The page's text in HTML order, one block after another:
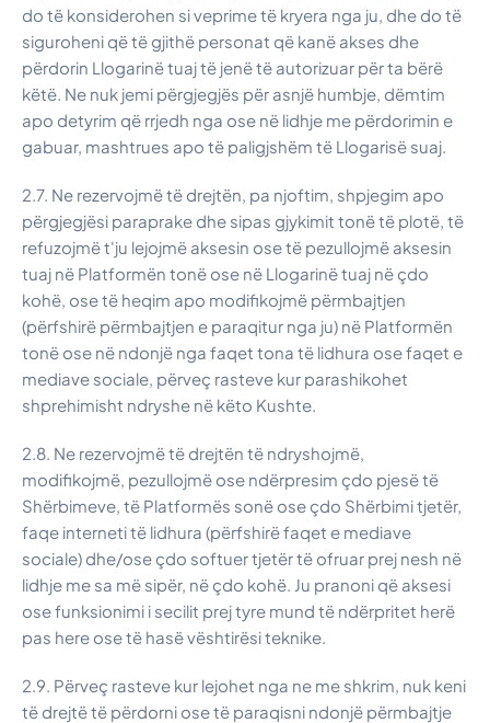
do të konsiderohen si veprime të kryera nga ju, dhe do të
siguroheni që të gjithë personat që kanë akses dhe
përdorin Llogarinë tuaj të jenë të autorizuar për ta bërë
këtë. Ne nuk jemi përgjegjës për asnjë humbje, dëmtim
apo detyrim që rrjedh nga ose në lidhje me përdorimin e
gabuar, mashtrues apo të paligjshëm të Llogarisë suaj.
2.7. Ne rezervojmë të drejtën, pa njoftim, shpjegim apo
përgjegjësi paraprake dhe sipas gjykimit tonë të plotë, të
refuzojmë t'ju lejojmë aksesin ose të pezullojmë aksesin
tuaj në Platformën tonë ose në Llogarinë tuaj në çdo
kohë, ose të heqim apo modifikojmë përmbajtjen
(përfshirë përmbajtjen e paraqitur nga ju) në Platformën
tonë ose në ndonjë nga faqet tona të lidhura ose faqet e
mediave sociale, përveç rasteve kur parashikohet
shprehimisht ndryshe në këto Kushte.
2.8. Ne rezervojmë të drejtën të ndryshojmë,
modifikojmë, pezullojmë ose ndërpresim çdo pjesë të
Shërbimeve, të Platformës sonë ose çdo Shërbimi tjetër,
faqe interneti të lidhura (përfshirë faqet e mediave
sociale) dhe/ose çdo softuer tjetër të ofruar prej nesh në
lidhje me sa më sipër, në çdo kohë. Ju pranoni që aksesi
ose funksionimi i secilit prej tyre mund të ndërpritet herë
pas here ose të hasë vështirësi teknike.
2.9. Përveç rasteve kur lejohet nga ne me shkrim, nuk keni
të drejtë të përdorni ose të paraqisni ndonjë përmbajtje